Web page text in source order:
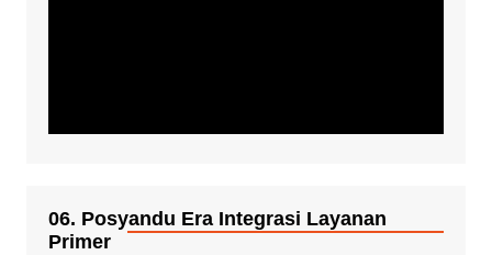
06. Posyandu Era Integrasi Layanan
Primer